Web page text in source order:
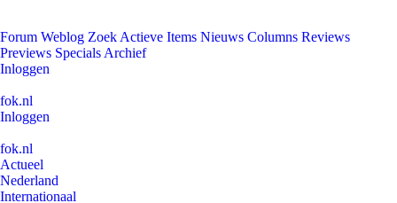
Forum Weblog Zoek Actieve Items Nieuws Columns Reviews
Previews Specials Archief
Inloggen
fok.nl
Inloggen
fok.nl
Actueel
Nederland
Internationaal